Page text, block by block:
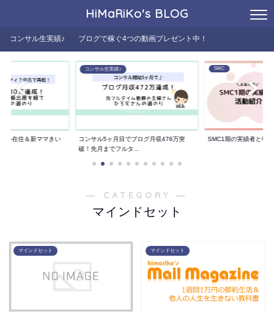
HiMaRiKo's BLOG
コンサル生実績♪ ブログで稼ぐ4つの動画プレゼント中！
外在住＆新ママきい
コンサル生実績♪
コンサル5ヶ月目でブログ月収476万突
破！先月までフルタ...
SMC
SMC1期の実績者と年
― CATEGORY ―
マインドセット
マインドセット マインドセット